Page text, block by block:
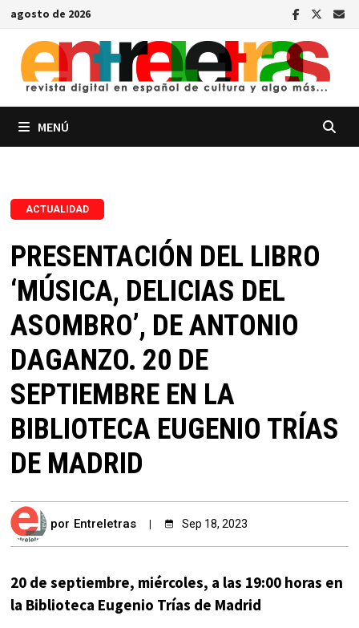
Saltar
contenido
agosto de 2026
MENÚ
ACTUALIDAD
PRESENTACIÓN DEL LIBRO
‘MÚSICA, DELICIAS DEL
ASOMBRO’, DE ANTONIO
DAGANZO. 20 DE
SEPTIEMBRE EN LA
BIBLIOTECA EUGENIO TRÍAS
DE MADRID
por Entreletras Sep 18, 2023
20 de septiembre, miércoles, a las 19:00 horas en
la Biblioteca Eugenio Trías de Madrid